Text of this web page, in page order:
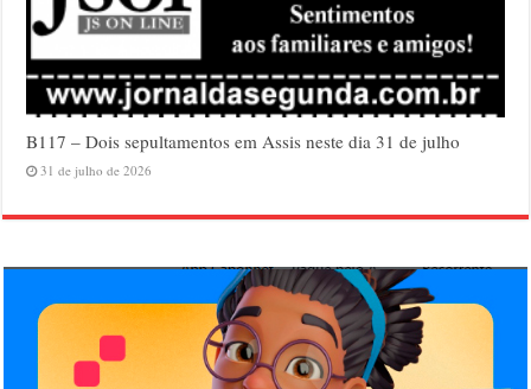
B117 – Dois sepultamentos em Assis neste dia 31 de julho
31 de julho de 2026